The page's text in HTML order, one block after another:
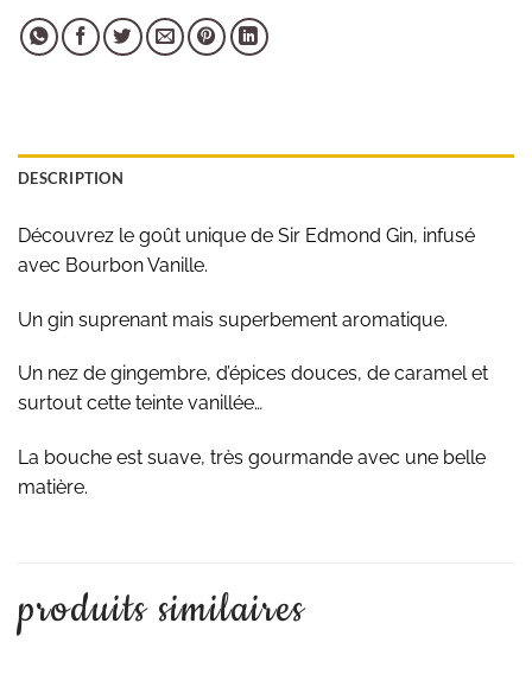
DESCRIPTION
Découvrez le goût unique de Sir Edmond Gin, infusé
avec Bourbon Vanille.
Un gin suprenant mais superbement aromatique.
Un nez de gingembre, d’épices douces, de caramel et
surtout cette teinte vanillée…
La bouche est suave, très gourmande avec une belle
matière.
produits similaires